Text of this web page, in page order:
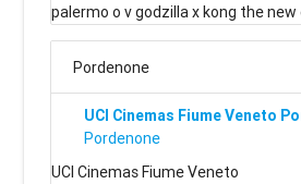
palermo o v godzilla x kong the
Pordenone
UCI Cinemas Fiume Veneto
Pordenone
UCI Cinemas Fiume Veneto